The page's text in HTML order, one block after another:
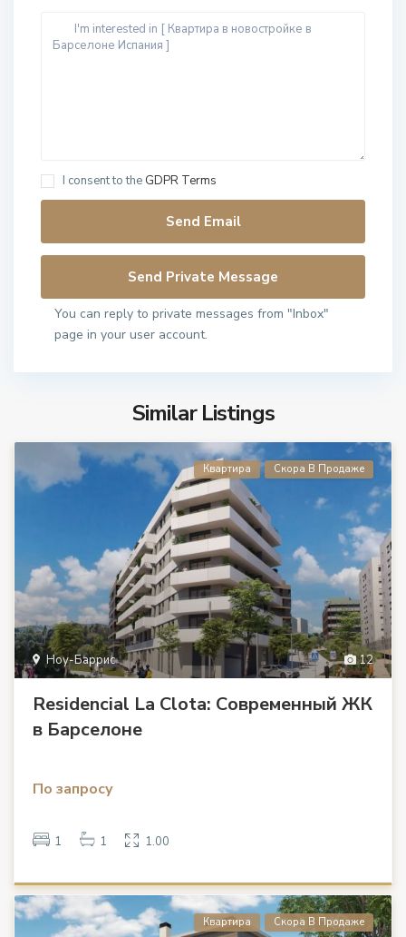
I consent to the GDPR Terms
You can reply to private messages from "Inbox"
page in your user account.
Similar Listings
12
Ноу-Баррис
Квартира Скора В Продаже
Residencial La Clota: Современный ЖК
в Барселоне
По запросу
1 1 1.00
Квартира Скора В Продаже